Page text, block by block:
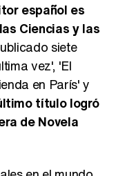
español es
Ciencias y las
siete
vez', 'El
en París' y
título logró
de Novela